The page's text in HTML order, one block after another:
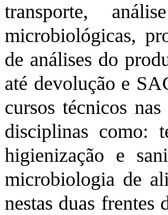
transporte,
microbiológicas,
de análises do
até devolução e
cursos técnicos
disciplinas como:
higienização e
microbiologia de
nestas duas